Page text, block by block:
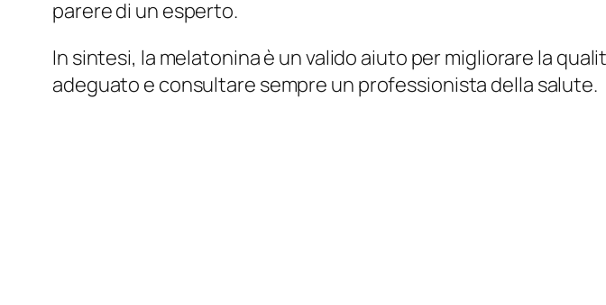
parere di un esperto.
In sintesi, la melatonina è un valido aiuto per migliorare la
adeguato e consultare sempre un professionista della salute.